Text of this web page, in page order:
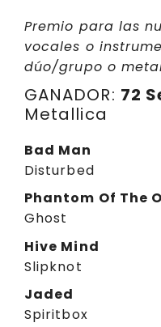
Premio para las
vocales o
dúo/grupo o
GANADOR: 72
Metallica
Bad Man
Disturbed
Phantom Of The
Ghost
Hive Mind
Slipknot
Jaded
Spiritbox